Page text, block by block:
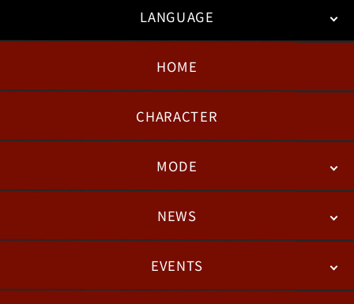
LANGUAGE
English
HOME
CHARACTER
MODE
BATTLENEWS
패치노트
EVENTS